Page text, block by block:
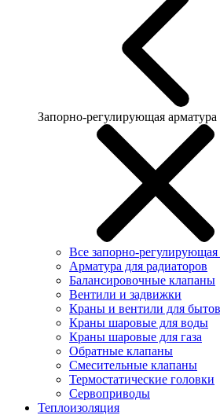
Запорно-регулирующая арматура
Все запорно-регулирующая
Арматура для радиаторов
Балансировочные клапаны
Вентили и задвижки
Краны и вентили для
Краны шаровые для воды
Краны шаровые для газа
Обратные клапаны
Смесительные клапаны
Термостатические головки
Сервоприводы
Теплоизоляция